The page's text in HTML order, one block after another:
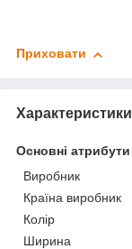
Приховати
Характеристики
Основні атрибути
Виробник
Країна виробник
Колір
Ширина